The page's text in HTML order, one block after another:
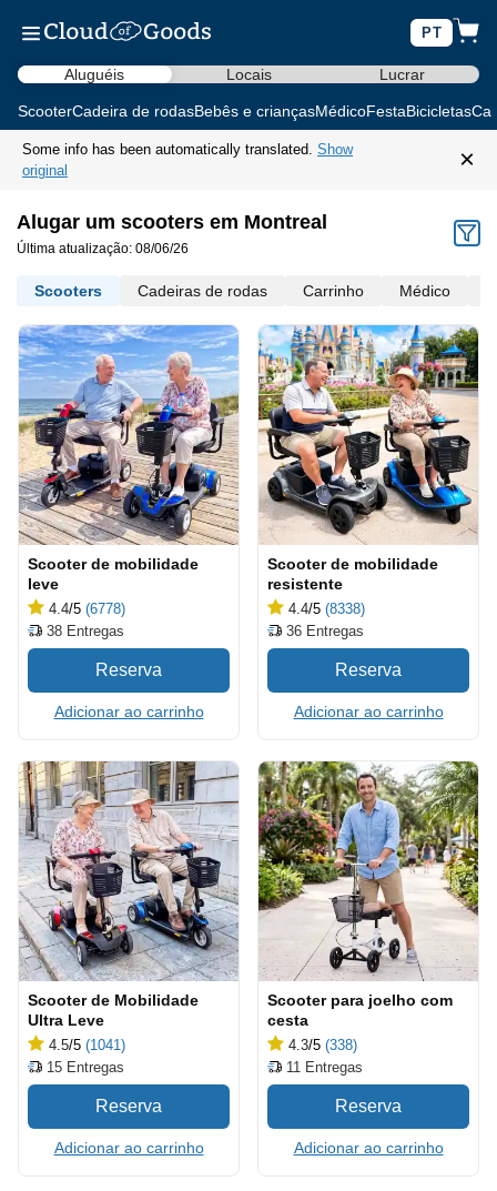
PT
Aluguéis Locais Lucrar
ScooterCadeira de rodasBebês e criançasMédicoFestaBicicletas
Some info has been automatically translated. Show
original
×
Alugar um scooters em Montreal
Última atualização: 08/06/26
Scooters Cadeiras de rodas Carrinho Médico
Scooter de mobilidade
leve
4.4/5 (6778)
38 Entregas
Adicionar ao carrinho
Scooter de mobilidade
resistente
4.4/5 (8338)
36 Entregas
Adicionar ao carrinho
Scooter de Mobilidade
Ultra Leve
4.5/5 (1041)
15 Entregas
Adicionar ao carrinho
Scooter para joelho com
cesta
4.3/5 (338)
11 Entregas
Adicionar ao carrinho